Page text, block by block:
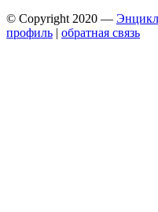
© Copyright 2020 —
профиль | обратная связь